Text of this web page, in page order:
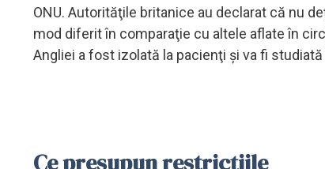
ONU. Autorităţile britanice au declarat că nu
mod diferit în comparaţie cu altele aflate în
Angliei a fost izolată la pacienţi şi va fi
Ce presupun restricţiile